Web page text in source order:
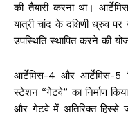
की तैयारी करना था।
यात्री चांद के दक्षिणी ध्रुव
उपस्थिति स्थापित करने की
आर्टेमिस-4 और आर्टेमिस-
स्टेशन “गेटवे” का निर्माण
और गेटवे में अतिरिक्त हिस्से